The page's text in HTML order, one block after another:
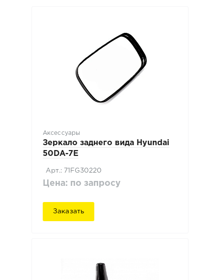
Аксессуары
Зеркало заднего вида Hyundai
50DA-7E
Арт.: 71FG30220
Цена: по запросу
Заказать